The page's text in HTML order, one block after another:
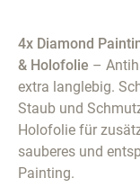
4x Diamond
& Holofolie –
extra langlebig.
Staub und
Holofolie für
sauberes und
Painting.